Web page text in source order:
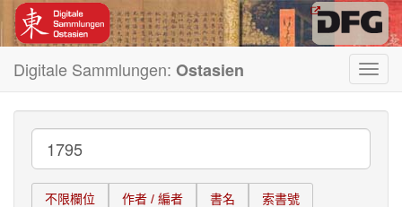
Digitale Sammlungen: Ostasien
不限欄位 作者 / 編者 書名 索書號